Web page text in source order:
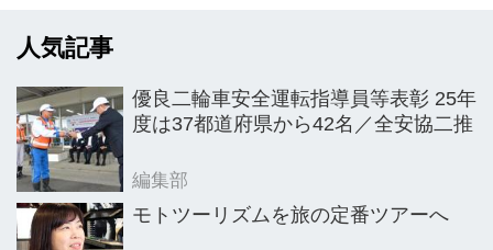
人気記事
優良二輪車安全運転指導員等表彰 25年
度は37都道府県から42名／全安協二推
編集部
モトツーリズムを旅の定番ツアーへ